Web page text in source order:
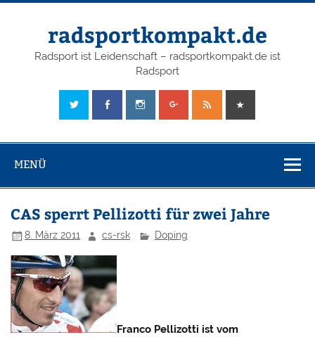
radsportkompakt.de
Radsport ist Leidenschaft – radsportkompakt.de ist
Radsport
MENÜ
CAS sperrt Pellizotti für zwei Jahre
8. März 2011 cs-rsk Doping
Franco Pellizotti ist vom